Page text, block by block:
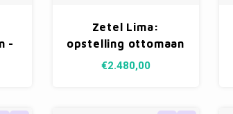
-
Zetel Lima:
opstelling ottomaan
L + 1-zit arm R +
€2.480,00